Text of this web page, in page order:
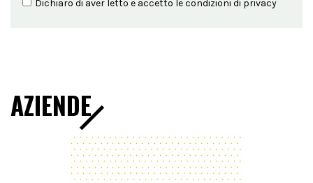
Dichiaro di aver letto e accetto le condizioni di privacy
AZIENDE